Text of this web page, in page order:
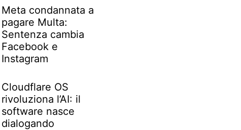
Meta condannata a
pagare Multa:
Sentenza cambia
Facebook e
Instagram
Cloudflare OS
rivoluziona l’AI: il
software nasce
dialogando